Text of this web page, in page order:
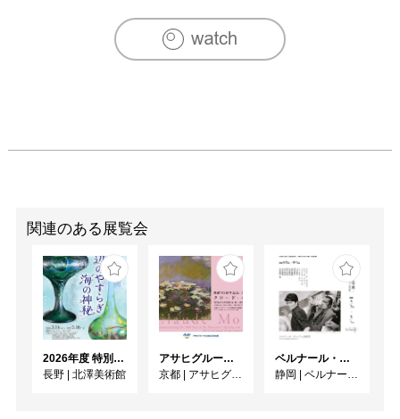
関連のある展覧会
2026年度 特別展「ガレとドーム、アール･ヌーヴォーのガラス 水辺のやすらぎ、海の神秘」
長野 | 北澤美術館
アサヒグループ大山崎山荘美術館 開館30周年記念展「没後100年 クロード・モネ」
京都 | アサヒグループ大山崎山荘美術館
ベルナール・ビュフェと写真 ーカメラがとらえたビュフェとその時代、そして21 世紀へ
静岡 | ベルナール・ビュフェ美術館